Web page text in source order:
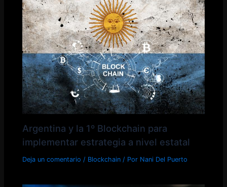
Argentina y la 1º Blockchain para
implementar estrategia a nivel estatal
Deja un comentario / Blockchain / Por Nani Del Puerto